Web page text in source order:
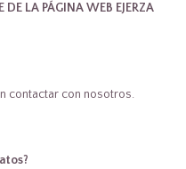
DE LA PÁGINA WEB EJERZA
contactar con nosotros.